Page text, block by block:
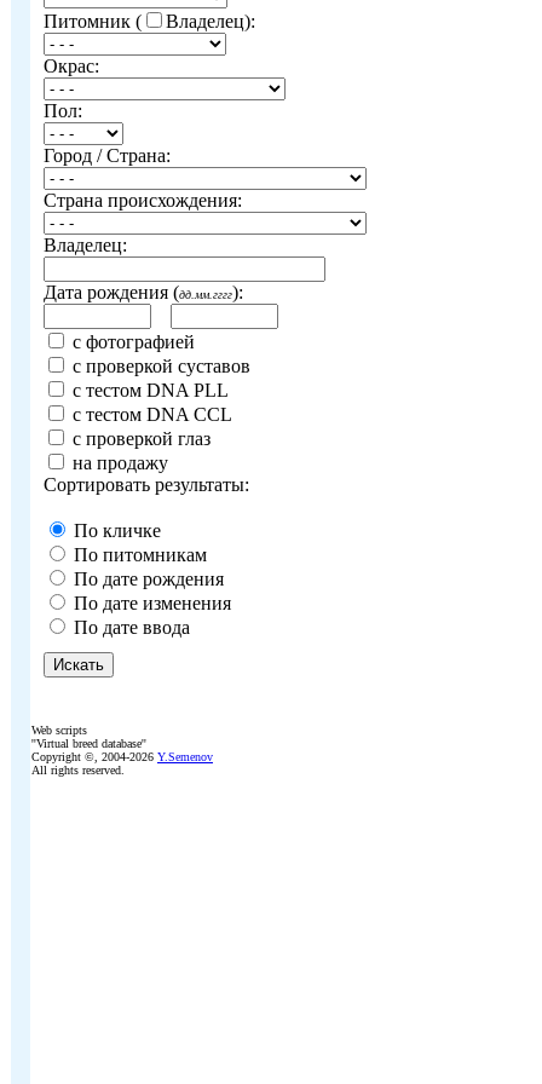
Питомник ( Владелец):
Окрас:
Пол:
Город / Страна:
Страна происхождения:
Владелец:
Дата рождения (дд.мм.гггг):
с фотографией
с проверкой суставов
с тестом DNA PLL
с тестом DNA CCL
с проверкой глаз
на продажу
Сортировать результаты:
По кличке
По питомникам
По дате рождения
По дате изменения
По дате ввода
Web scripts
''Virtual breed database''
Copyright ©, 2004-2026 Y.Semenov
All rights reserved.